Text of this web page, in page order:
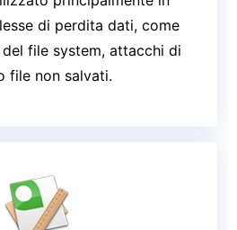
di perdita dati, come
file system, attacchi di
file non salvati.